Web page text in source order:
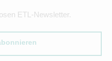
ETL-Newsletter.